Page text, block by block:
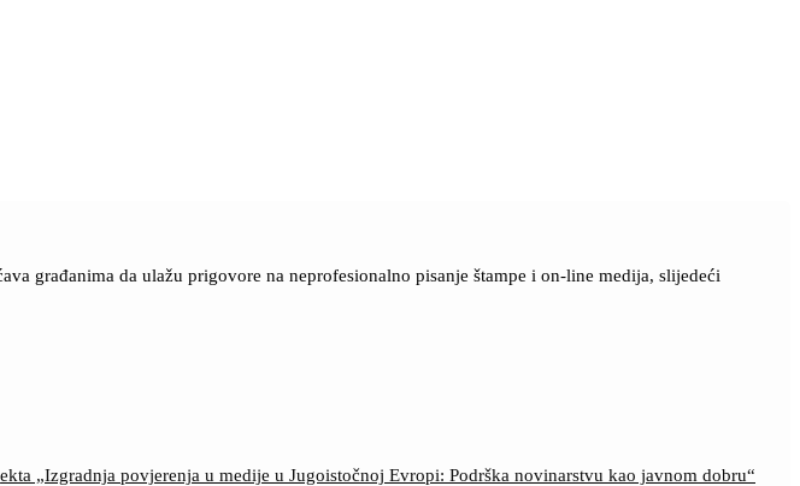
građanima da ulažu prigovore na neprofesionalno pisanje štampe i on-line medija, slijedeći
„Izgradnja povjerenja u medije u Jugoistočnoj Evropi: Podrška novinarstvu kao javnom dobru“